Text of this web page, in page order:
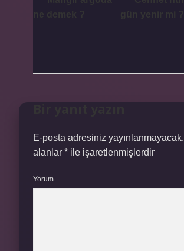
E-posta adresiniz yayınlanmayacak.
alanlar * ile işaretlenmişlerdir
Yorum